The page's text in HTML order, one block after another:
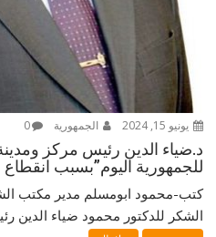
يونيو 15, 2024 الجمهورية 0
د.ضياء الدين رئيس مركز
للجمهورية اليوم”بسبب
كتب-محمود ابومسلم مدير مكتب
الشكر للدكتور محمود ضياء الدين